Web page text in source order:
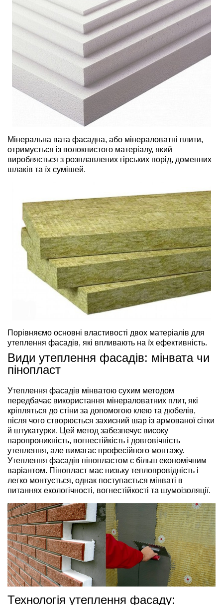
Мінеральна вата фасадна, або мінераловатні плити,
отримується із волокнистого матеріалу, який
виробляється з розплавлених гірських порід, доменних
шлаків та їх сумішей.
Порівняємо основні властивості двох матеріалів для
утеплення фасадів, які впливають на їх ефективність.
Види утеплення фасадів: мінвата чи
пінопласт
Утеплення фасадів мінватою сухим методом
передбачає використання мінераловатних плит, які
кріпляться до стіни за допомогою клею та дюбелів,
після чого створюється захисний шар із армованої сітки
й штукатурки. Цей метод забезпечує високу
паропроникність, вогнестійкість і довговічність
утеплення, але вимагає професійного монтажу.
Утеплення фасадів пінопластом є більш економічним
варіантом. Пінопласт має низьку теплопровідність і
легко монтується, однак поступається мінваті в
питаннях екологічності, вогнестійкості та шумоізоляції.
Технологія утеплення фасаду: